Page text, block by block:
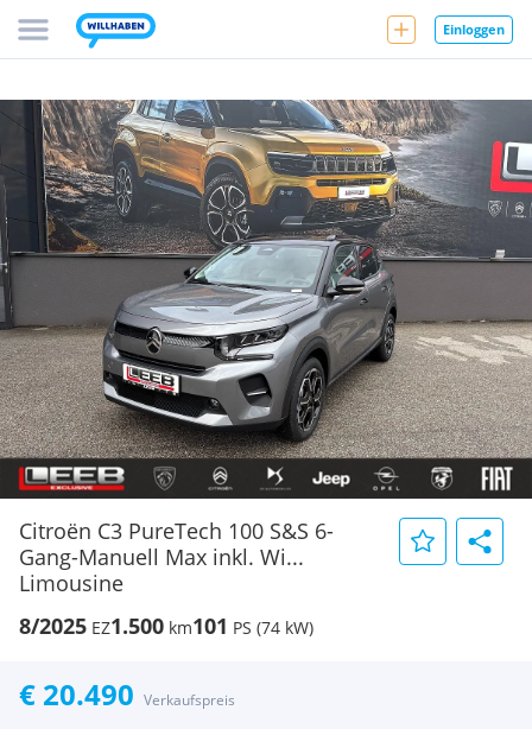
Einloggen
Citroën C3 PureTech 100 S&S 6-
Gang-Manuell Max inkl. Wi...
Limousine
8/2025 EZ1.500 km101 PS (74 kW)
€ 20.490 Verkaufspreis